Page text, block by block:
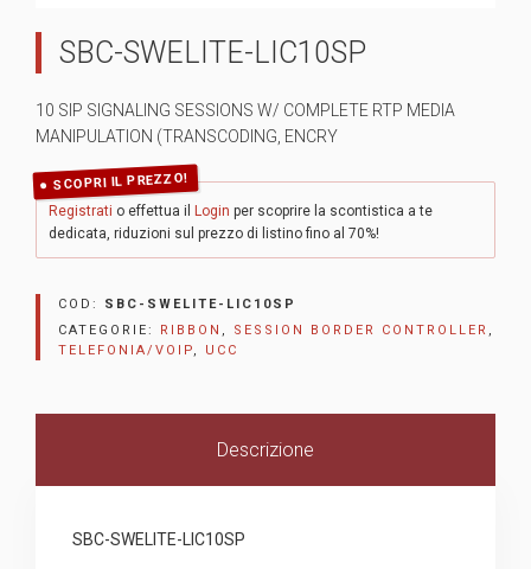
SBC-SWELITE-LIC10SP
10 SIP SIGNALING SESSIONS W/ COMPLETE RTP MEDIA
MANIPULATION (TRANSCODING, ENCRY
SCOPRI IL PREZZO!
Registrati o effettua il Login per scoprire la scontistica a te
dedicata, riduzioni sul prezzo di listino fino al 70%!
COD: SBC-SWELITE-LIC10SP
CATEGORIE: RIBBON , SESSION BORDER CONTROLLER ,
TELEFONIA/VOIP, UCC
Descrizione
SBC-SWELITE-LIC10SP